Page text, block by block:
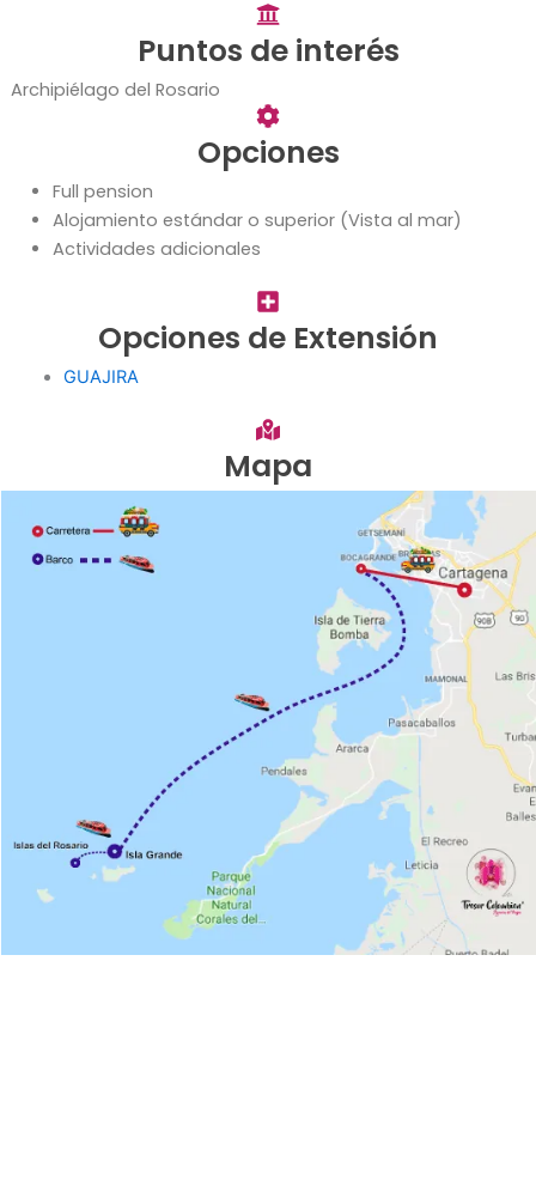
Puntos de interés
Archipiélago del Rosario
Opciones
Full pension
Alojamiento estándar o superior (Vista al mar)
Actividades adicionales
Opciones de Extensión
GUAJIRA
Mapa